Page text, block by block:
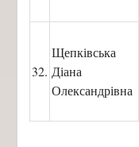
32.
Щепківська
Діана
Олександрівна